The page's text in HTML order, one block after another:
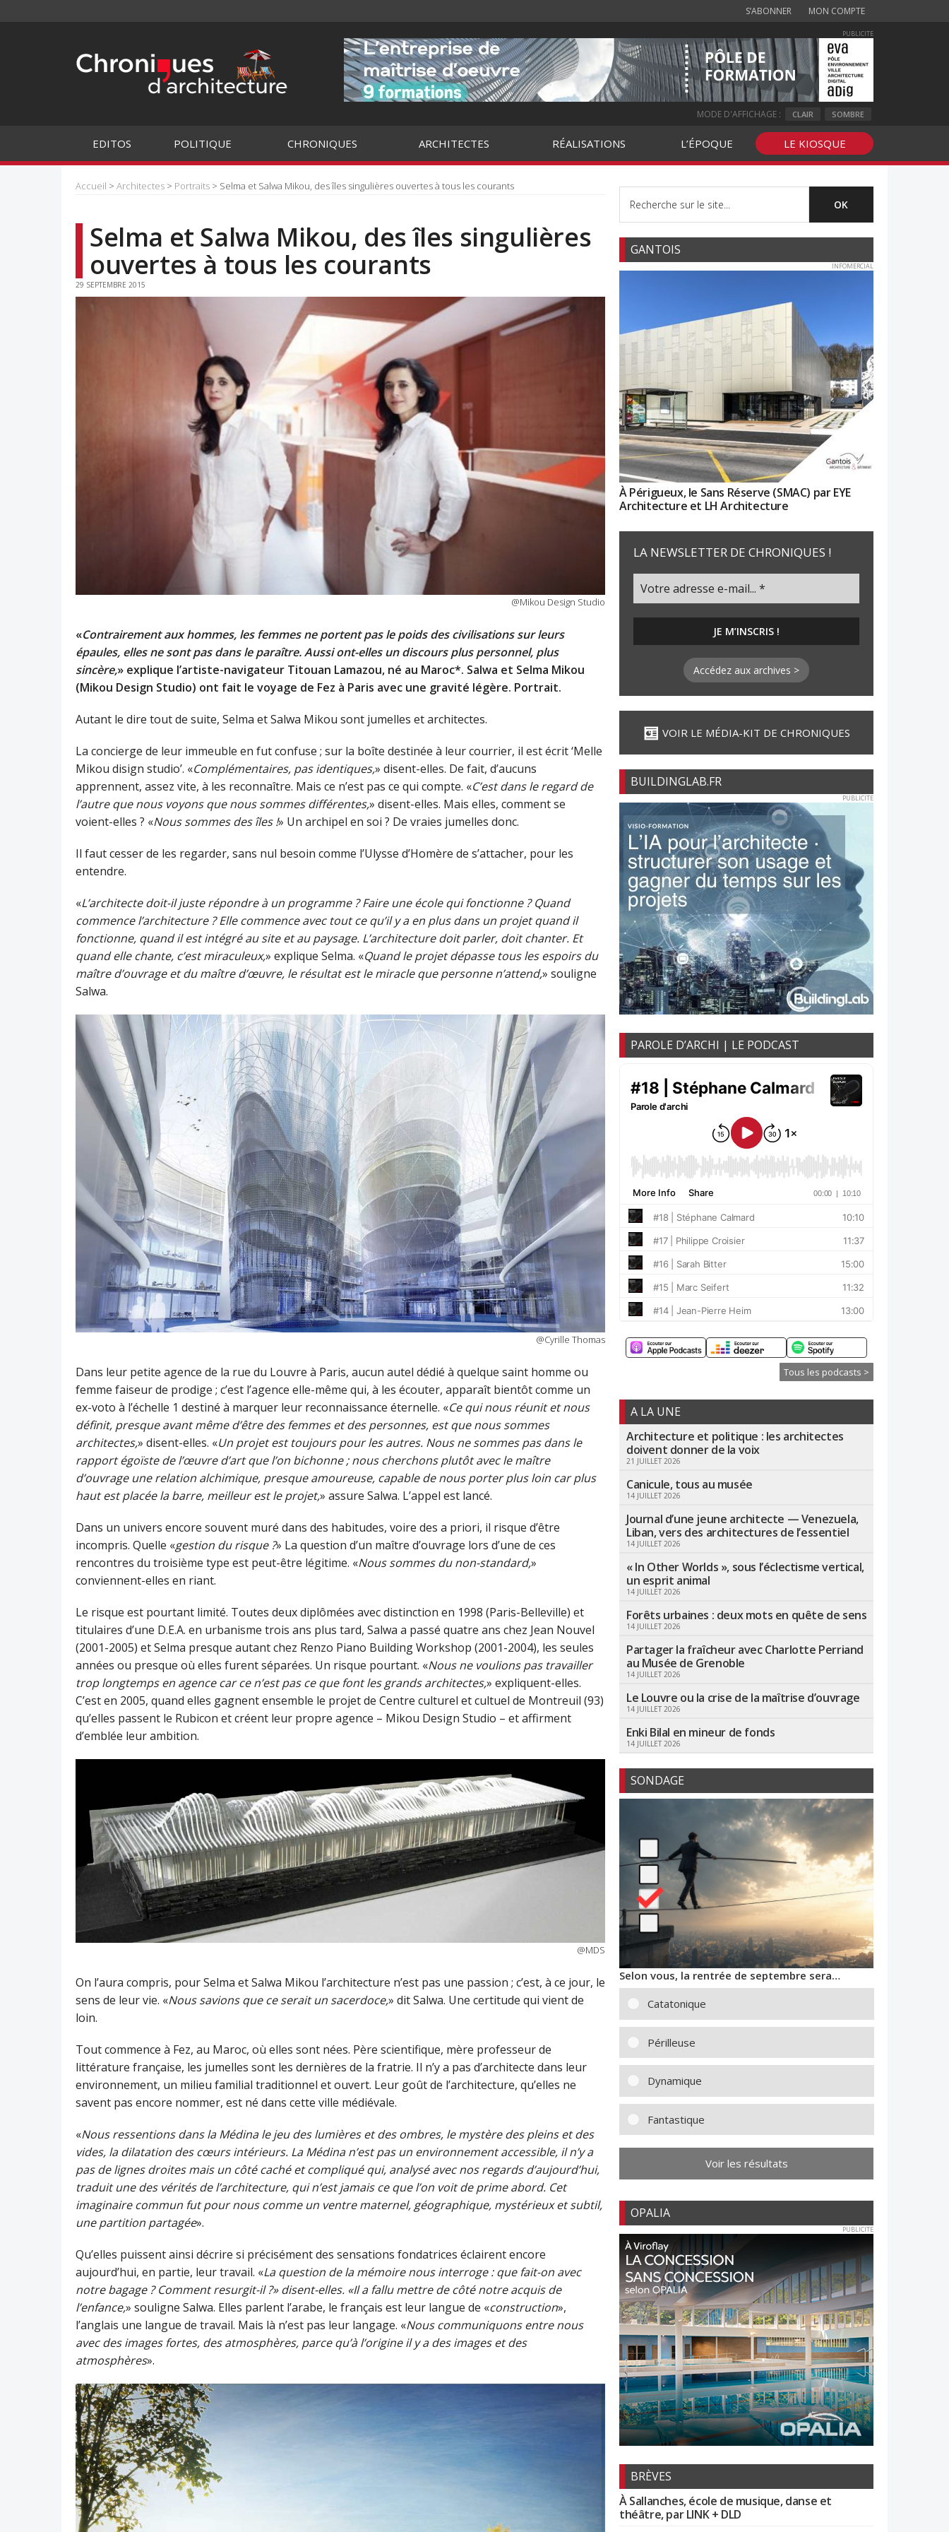
S’ABONNER MON COMPTE
PUBLICITE
MODE D'AFFICHAGE : CLAIR SOMBRE
EDITOS POLITIQUE CHRONIQUES ARCHITECTES RÉALISATIONS L’ÉPOQUE LE KIOSQUE
Accueil > Architectes > Portraits > Selma et Salwa Mikou, des îles singulières ouvertes à tous les courants
Selma et Salwa Mikou, des îles singulières
ouvertes à tous les courants
29 SEPTEMBRE 2015
@Mikou Design Studio
«Contrairement aux hommes, les femmes ne portent pas le poids des civilisations sur leurs
épaules, elles ne sont pas dans le paraître. Aussi ont-elles un discours plus personnel, plus
sincère,» explique l’artiste-navigateur Titouan Lamazou, né au Maroc*. Salwa et Selma Mikou
(Mikou Design Studio) ont fait le voyage de Fez à Paris avec une gravité légère. Portrait.
Autant le dire tout de suite, Selma et Salwa Mikou sont jumelles et architectes.
La concierge de leur immeuble en fut confuse ; sur la boîte destinée à leur courrier, il est écrit ‘Melle
Mikou disign studio’. «Complémentaires, pas identiques,» disent-elles. De fait, d’aucuns
apprennent, assez vite, à les reconnaître. Mais ce n’est pas ce qui compte. «C’est dans le regard de
l’autre que nous voyons que nous sommes différentes,» disent-elles. Mais elles, comment se
voient-elles ? «Nous sommes des îles !» Un archipel en soi ? De vraies jumelles donc.
Il faut cesser de les regarder, sans nul besoin comme l’Ulysse d’Homère de s’attacher, pour les
entendre.
«L’architecte doit-il juste répondre à un programme ? Faire une école qui fonctionne ? Quand
commence l’architecture ? Elle commence avec tout ce qu’il y a en plus dans un projet quand il
fonctionne, quand il est intégré au site et au paysage. L’architecture doit parler, doit chanter. Et
quand elle chante, c’est miraculeux,» explique Selma. «Quand le projet dépasse tous les espoirs du
maître d’ouvrage et du maître d’œuvre, le résultat est le miracle que personne n’attend,» souligne
Salwa.
@Cyrille Thomas
Dans leur petite agence de la rue du Louvre à Paris, aucun autel dédié à quelque saint homme ou
femme faiseur de prodige ; c’est l’agence elle-même qui, à les écouter, apparaît bientôt comme un
ex-voto à l’échelle 1 destiné à marquer leur reconnaissance éternelle. «Ce qui nous réunit et nous
définit, presque avant même d’être des femmes et des personnes, est que nous sommes
architectes,» disent-elles. «Un projet est toujours pour les autres. Nous ne sommes pas dans le
rapport égoïste de l’œuvre d’art que l’on bichonne ; nous cherchons plutôt avec le maître
d’ouvrage une relation alchimique, presque amoureuse, capable de nous porter plus loin car plus
haut est placée la barre, meilleur est le projet,» assure Salwa. L’appel est lancé.
Dans un univers encore souvent muré dans des habitudes, voire des a priori, il risque d’être
incompris. Quelle «gestion du risque ?» La question d’un maître d’ouvrage lors d’une de ces
rencontres du troisième type est peut-être légitime. «Nous sommes du non-standard,»
conviennent-elles en riant.
Le risque est pourtant limité. Toutes deux diplômées avec distinction en 1998 (Paris-Belleville) et
titulaires d’une D.E.A. en urbanisme trois ans plus tard, Salwa a passé quatre ans chez Jean Nouvel
(2001-2005) et Selma presque autant chez Renzo Piano Building Workshop (2001-2004), les seules
années ou presque où elles furent séparées. Un risque pourtant. «Nous ne voulions pas travailler
trop longtemps en agence car ce n’est pas ce que font les grands architectes,» expliquent-elles.
C’est en 2005, quand elles gagnent ensemble le projet de Centre culturel et cultuel de Montreuil (93)
qu’elles passent le Rubicon et créent leur propre agence – Mikou Design Studio – et affirment
d’emblée leur ambition.
@MDS
On l’aura compris, pour Selma et Salwa Mikou l’architecture n’est pas une passion ; c’est, à ce jour, le
sens de leur vie. «Nous savions que ce serait un sacerdoce,» dit Salwa. Une certitude qui vient de
loin.
Tout commence à Fez, au Maroc, où elles sont nées. Père scientifique, mère professeur de
littérature française, les jumelles sont les dernières de la fratrie. Il n’y a pas d’architecte dans leur
environnement, un milieu familial traditionnel et ouvert. Leur goût de l’architecture, qu’elles ne
savent pas encore nommer, est né dans cette ville médiévale.
«Nous ressentions dans la Médina le jeu des lumières et des ombres, le mystère des pleins et des
vides, la dilatation des cœurs intérieurs. La Médina n’est pas un environnement accessible, il n’y a
pas de lignes droites mais un côté caché et compliqué qui, analysé avec nos regards d’aujourd’hui,
traduit une des vérités de l’architecture, qui n’est jamais ce que l’on voit de prime abord. Cet
imaginaire commun fut pour nous comme un ventre maternel, géographique, mystérieux et subtil,
une partition partagée».
Qu’elles puissent ainsi décrire si précisément des sensations fondatrices éclairent encore
aujourd’hui, en partie, leur travail. «La question de la mémoire nous interroge : que fait-on avec
notre bagage ? Comment resurgit-il ?» disent-elles. «Il a fallu mettre de côté notre acquis de
l’enfance,» souligne Salwa. Elles parlent l’arabe, le français est leur langue de «construction»,
l’anglais une langue de travail. Mais là n’est pas leur langage. «Nous communiquons entre nous
avec des images fortes, des atmosphères, parce qu’à l’origine il y a des images et des
atmosphères».
GANTOIS
INFOMERCIAL
À Périgueux, le Sans Réserve (SMAC) par EYE
Architecture et LH Architecture
LA NEWSLETTER DE CHRONIQUES !
Accédez aux archives >
VOIR LE MÉDIA-KIT DE CHRONIQUES
BUILDINGLAB.FR
PUBLICITE
PAROLE D’ARCHI | LE PODCAST
Tous les podcasts >
A LA UNE
Architecture et politique : les architectes
doivent donner de la voix
21 JUILLET 2026
Canicule, tous au musée
14 JUILLET 2026
Journal d’une jeune architecte — Venezuela,
Liban, vers des architectures de l’essentiel
14 JUILLET 2026
« In Other Worlds », sous l’éclectisme vertical,
un esprit animal
14 JUILLET 2026
Forêts urbaines : deux mots en quête de sens
14 JUILLET 2026
Partager la fraîcheur avec Charlotte Perriand
au Musée de Grenoble
14 JUILLET 2026
Le Louvre ou la crise de la maîtrise d’ouvrage
14 JUILLET 2026
Enki Bilal en mineur de fonds
14 JUILLET 2026
SONDAGE
Selon vous, la rentrée de septembre sera…
Catatonique
Périlleuse
Dynamique
Fantastique
Voir les résultats
OPALIA
PUBLICITE
BRÈVES
À Sallanches, école de musique, danse et
théâtre, par LINK + DLD